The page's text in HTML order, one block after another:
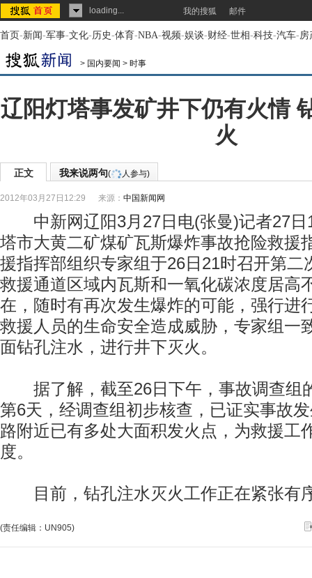
loading... 我的搜狐 邮件
首页-新闻-军事-文化-历史-体育-NBA-视频-娱谈-财经-世相-科技-汽车-房
> 国内要闻 > 时事
辽阳灯塔事发矿井下仍有火情
火
正文 我来说两句( 人参与)
2012年03月27日12:29 来源： 中国新闻网
中新网辽阳3月27日电(张曼)记者27日
塔市大黄二矿煤矿瓦斯爆炸事故抢险救援
援指挥部组织专家组于26日21时召开第二
救援通道区域内瓦斯和一氧化碳浓度居高
在，随时有再次发生爆炸的可能，强行进
救援人员的生命安全造成威胁，专家组一
面钻孔注水，进行井下灭火。
据了解，截至26日下午，事故调查组
第6天，经调查组初步核查，已证实事故
路附近已有多处大面积发火点，为救援工
度。
目前，钻孔注水灭火工作正在紧张有
(责任编辑：UN905)